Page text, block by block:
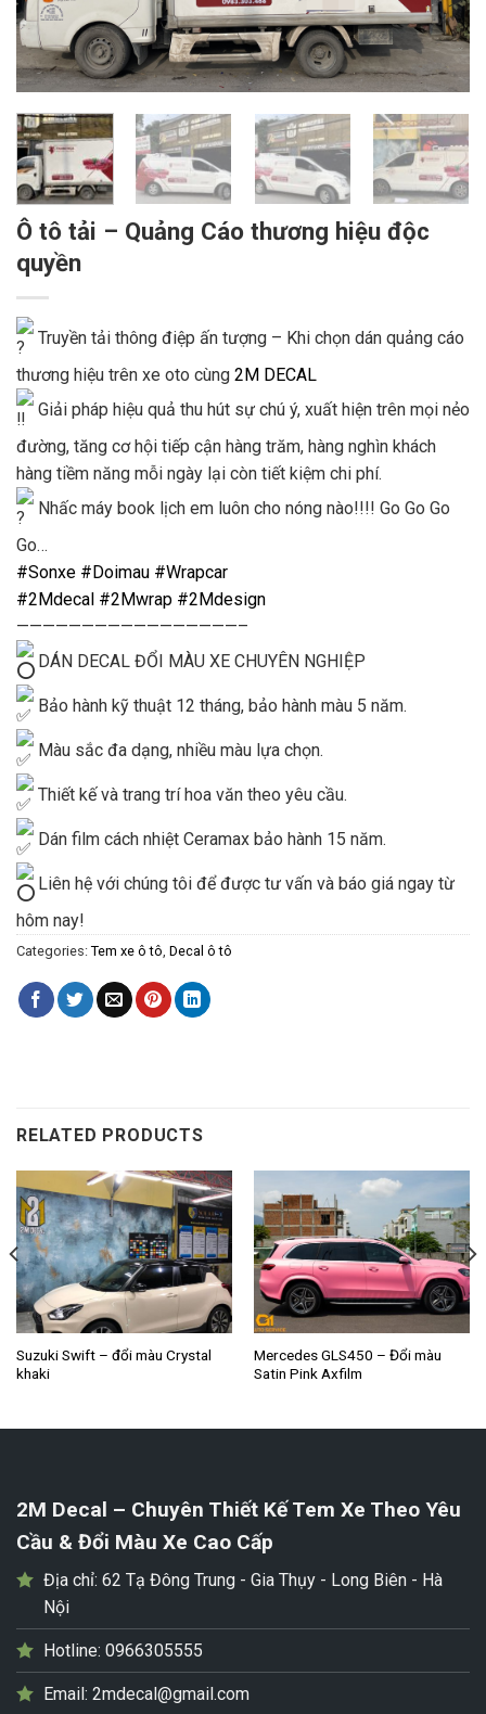
Ô tô tải – Quảng Cáo thương hiệu độc
quyền
Truyền tải thông điệp ấn tượng – Khi chọn dán quảng cáo
thương hiệu trên xe oto cùng 2M DECAL
Giải pháp hiệu quả thu hút sự chú ý, xuất hiện trên mọi nẻo
đường, tăng cơ hội tiếp cận hàng trăm, hàng nghìn khách
hàng tiềm năng mỗi ngày lại còn tiết kiệm chi phí.
Nhấc máy book lịch em luôn cho nóng nào!!!! Go Go Go
Go…
#Sonxe #Doimau #Wrapcar
#2Mdecal #2Mwrap #2Mdesign
—————————————————–
DÁN DECAL ĐỔI MÀU XE CHUYÊN NGHIỆP
Bảo hành kỹ thuật 12 tháng, bảo hành màu 5 năm.
Màu sắc đa dạng, nhiều màu lựa chọn.
Thiết kế và trang trí hoa văn theo yêu cầu.
Dán film cách nhiệt Ceramax bảo hành 15 năm.
Liên hệ với chúng tôi để được tư vấn và báo giá ngay từ
hôm nay!
Categories: Tem xe ô tô, Decal ô tô
RELATED PRODUCTS
Suzuki Swift – đổi màu Crystal
khaki
Mercedes GLS450 – Đổi màu
Satin Pink Axfilm
2M Decal – Chuyên Thiết Kế Tem Xe Theo Yêu
Cầu & Đổi Màu Xe Cao Cấp
Địa chỉ: 62 Tạ Đông Trung - Gia Thụy - Long Biên - Hà
Nội
Hotline: 0966305555
Email: 2mdecal@gmail.com